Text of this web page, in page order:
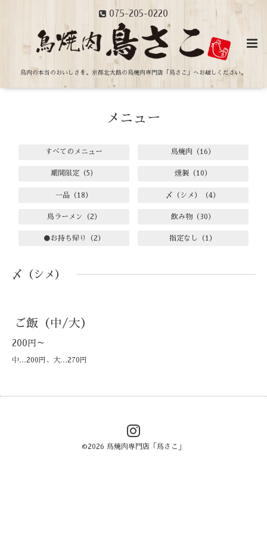
075-205-0220
鳥肉の本当のおいしさを。 京都北大路の鳥焼肉専門店「鳥さこ」へお越しください。
メニュー
すべてのメニュー 鳥焼肉（16）
期間限定（5） 燻製（10）
一品（18） 〆（シメ）（4）
鳥ラーメン（2） 飲み物（30）
●お持ち帰り（2） 指定なし（1）
〆（シメ）
ご飯（中/大）
200円～
中…200円、大…270円
©2026 鳥焼肉専門店「鳥さこ」